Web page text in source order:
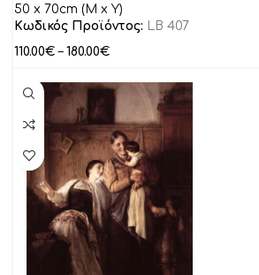
50 x 70cm (M x Y)
Κωδικός Προϊόντος: LB 407
110.00€ – 180.00€